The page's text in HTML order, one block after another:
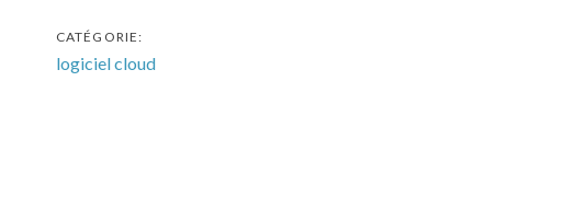
CATÉGORIE:
logiciel cloud